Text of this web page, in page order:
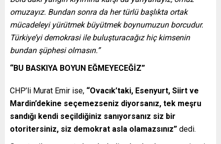
omuzayız. Bundan sonra da her türlü başlıkta ortak
mücadeleyi yürütmek büyütmek boynumuzun borcudur.
Türkiye’yi demokrasi ile buluşturacağız hiç kimsenin
bundan şüphesi olmasın.”
“BU BASKIYA BOYUN EĞMEYECEĞİZ”
CHP’li Murat Emir ise, “Ovacık’taki, Esenyurt, Siirt ve
Mardin’dekine seçemezseniz diyorsanız, tek meşru
sandığı kendi seçildiğiniz sanıyorsanız siz bir
otoritersiniz, siz demokrat asla olamazsınız” dedi.